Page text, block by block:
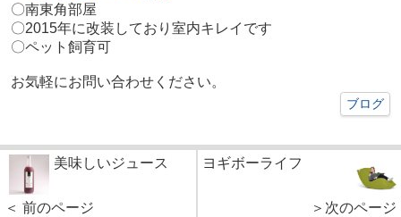
〇南東角部屋
〇2015年に改装しており室内キレイです
〇ペット飼育可
お気軽にお問い合わせください。
ブログ
美味しいジュース
＜ 前のページ
ヨギボーライフ
＞次のページ